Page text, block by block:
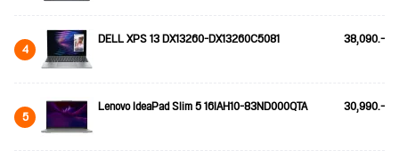
4 DELL XPS 13 DX13260-DX13260C5081 38,090.-
5 Lenovo IdeaPad Slim 5 16IAH10-83ND000QTA 30,990.-